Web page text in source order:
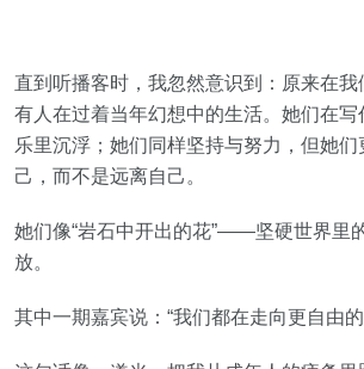
直到听播客时，我忽然意识到：原来在
有人在过着当年幻想中的生活。她们在
乐里沉浮；她们同样坚持与努力，但她们
己，而不是远离自己。
她们像“岩石中开出的花”——坚硬世界里
放。
其中一期嘉宾说：“我们都在走向更自由